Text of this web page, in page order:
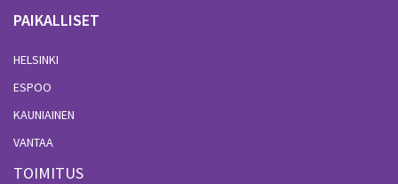
PAIKALLISET
HELSINKI
ESPOO
KAUNIAINEN
VANTAA
TOIMITUS